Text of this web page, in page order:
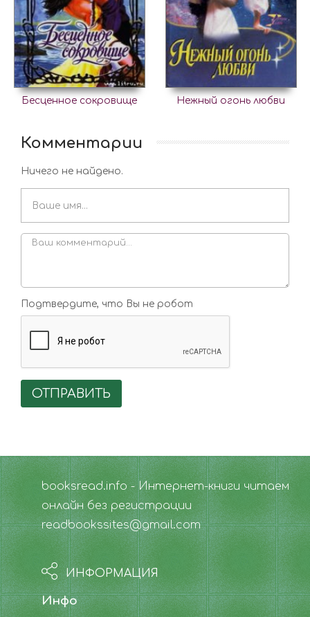
Бесценное сокровище Нежный огонь любви
Комментарии
Ничего не найдено.
Подтвердите, что Вы не робот
ОТПРАВИТЬ
booksread.info - Интернет-книги читаем
онлайн без регистрации
readbookssites@gmail.com
ИНФОРМАЦИЯ
Инфо